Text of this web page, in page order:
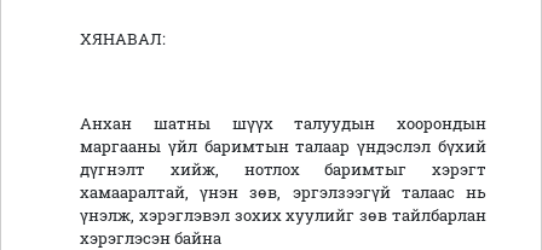
ХЯНАВАЛ:
Анхан шатны шүүх талуудын хоорондын
маргааны үйл баримтын талаар үндэслэл бүхий
дүгнэлт хийж, нотлох баримтыг хэрэгт
хамааралтай, үнэн зөв, эргэлзээгүй талаас нь
үнэлж, хэрэглэвэл зохих хуулийг зөв тайлбарлан
хэрэглэсэн байна